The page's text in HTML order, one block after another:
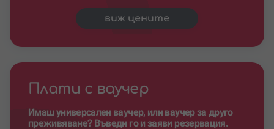
виж цените
Плати с ваучер
Имаш универсален ваучер, или ваучер за друго
преживяване? Въведи го и заяви резервация.